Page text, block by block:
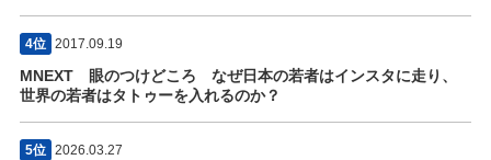
4位 2017.09.19
MNEXT 眼のつけどころ なぜ日本の若者はインスタに走り、
世界の若者はタトゥーを入れるのか？
5位 2026.03.27